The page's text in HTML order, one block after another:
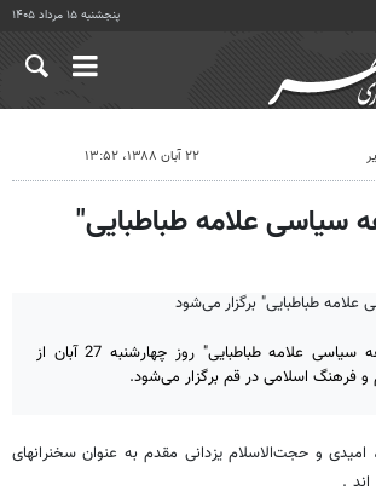
پنجشنبه ۱۵ مرداد ۱۴۰۵
۲۲ آبان ۱۳۸۸، ۱۳:۵۲
علامه طباطبایی"
نشست علمی "فلسفه سیاسی علامه طباطبایی" روز چهارشنبه 27 آبان از
فرهنگ اسلامی در قم برگزار می‌شود.
امیدی و حجت‌الاسلام یزدانی مقدم به عنوان سخنرانهای
.